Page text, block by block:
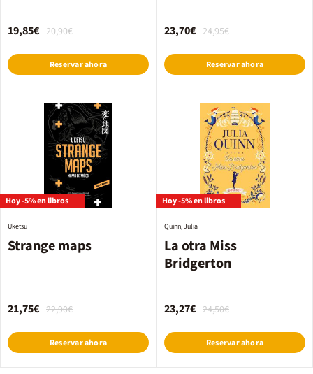
20,90€
19,85€
Reservar ahora
24,95€
23,70€
Reservar ahora
Hoy -5% en libros
Strange maps
Uketsu
22,90€
21,75€
Reservar ahora
Hoy -5% en libros
La otra Miss
Bridgerton
Quinn, Julia
24,50€
23,27€
Reservar ahora